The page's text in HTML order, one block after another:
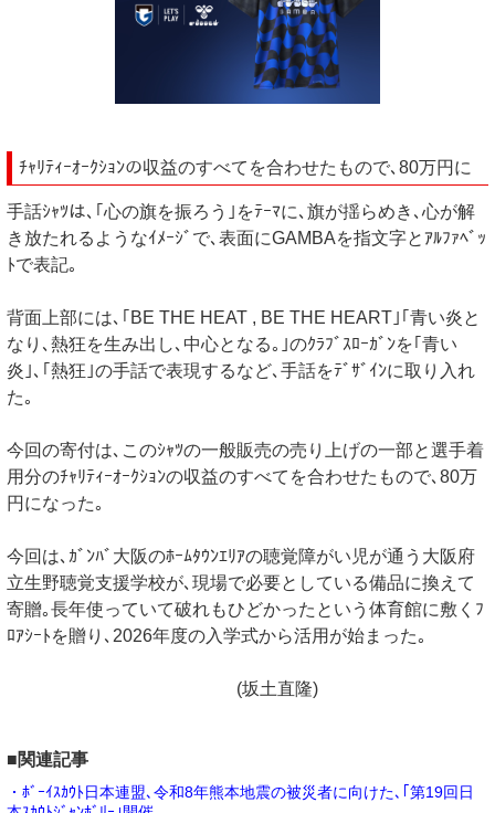
ﾁｬﾘﾃｨｰｵｰｸｼｮﾝの収益のすべてを合わせたもので､80万円に
手話ｼｬﾂは､｢心の旗を振ろう｣をﾃｰﾏに､旗が揺らめき､心が解
き放たれるようなｲﾒｰｼﾞで､表面にGAMBAを指文字とｱﾙﾌｧﾍﾞｯ
ﾄで表記｡
背面上部には､｢BE THE HEAT , BE THE HEART｣｢青い炎と
なり､熱狂を生み出し､中心となる｡｣のｸﾗﾌﾞｽﾛｰｶﾞﾝを｢青い
炎｣､｢熱狂｣の手話で表現するなど､手話をﾃﾞｻﾞｲﾝに取り入れ
た｡
今回の寄付は､このｼｬﾂの一般販売の売り上げの一部と選手着
用分のﾁｬﾘﾃｨｰｵｰｸｼｮﾝの収益のすべてを合わせたもので､80万
円になった｡
今回は､ｶﾞﾝﾊﾞ大阪のﾎｰﾑﾀｳﾝｴﾘｱの聴覚障がい児が通う大阪府
立生野聴覚支援学校が､現場で必要としている備品に換えて
寄贈｡長年使っていて破れもひどかったという体育館に敷くﾌ
ﾛｱｼｰﾄを贈り､2026年度の入学式から活用が始まった｡
(坂土直隆)
■関連記事
・ﾎﾞｰｲｽｶｳﾄ日本連盟､令和8年熊本地震の被災者に向けた､｢第19回日